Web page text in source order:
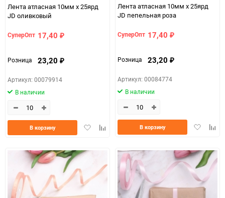
Лента атласная 10мм х 25ярд
JD оливковый
СуперОпт 17,40 ₽
Розница 23,20 ₽
Артикул: 00079914
В наличии
ДобавитьДобавить
В корзину
Лента атласная 10мм х 25ярд
JD пепельная роза
СуперОпт 17,40 ₽
Розница 23,20 ₽
Артикул: 00084774
В наличии
Добавить
В корзину